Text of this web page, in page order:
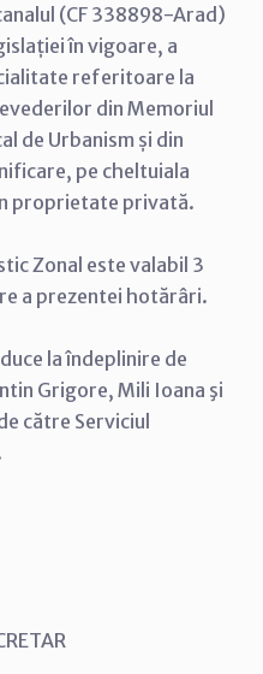
(CF 338898-Arad)
în vigoare, a
referitoare la
din Memoriul
de Urbanism și din
pe cheltuiala
proprietate privată.
Zonal este valabil 3
a prezentei hotărâri.
la îndeplinire de
Grigore, Mili Ioana şi
către Serviciul